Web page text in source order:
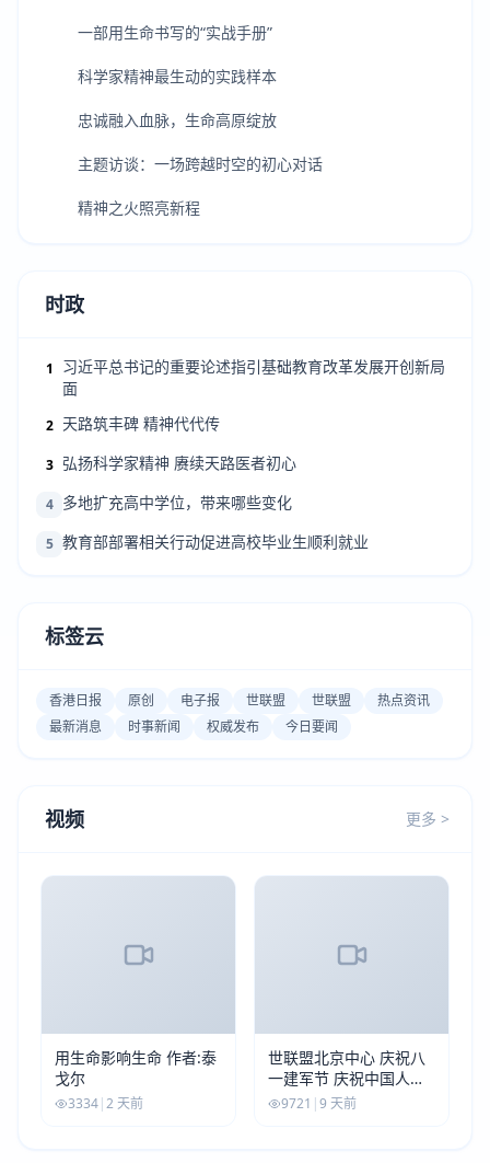
一部用生命书写的“实战手册”
科学家精神最生动的实践样本
忠诚融入血脉，生命高原绽放
主题访谈：一场跨越时空的初心对话
精神之火照亮新程
时政
1
习近平总书记的重要论述指引基础教育改革发展开创新局
面
2 天路筑丰碑 精神代代传
3 弘扬科学家精神 赓续天路医者初心
4 多地扩充高中学位，带来哪些变化
5 教育部部署相关行动促进高校毕业生顺利就业
标签云
香港日报 原创 电子报 世联盟 世联盟
热点资讯
最新消息
时事新闻 权威发布 今日要闻
视频 更多 >
用生命影响生命 作者:泰
戈尔
3334|2 天前
世联盟北京中心 庆祝八
一建军节 庆祝中国人民
解放军建军99周年
9721 |9 天前